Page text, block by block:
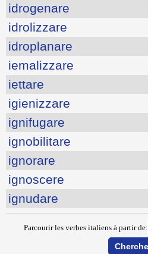
idrogenare
idrolizzare
idroplanare
iemalizzare
iettare
igienizzare
ignifugare
ignobilitare
ignorare
ignoscere
ignudare
Parcourir les verbes italiens à partir de: